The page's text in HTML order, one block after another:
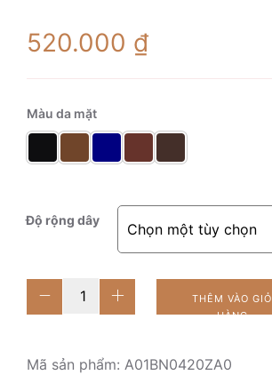
520.000 ₫
Màu da mặt
Độ rộng dây
Slender
Brown
lượng
THÊM VÀO GIỎ
HÀNG
Mã sản phẩm: A01BN0420ZA0